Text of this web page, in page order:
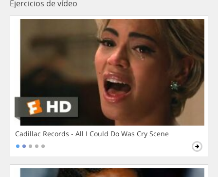
Ejercicios de vídeo
Cadillac Records - All I Could Do Was Cry Scene